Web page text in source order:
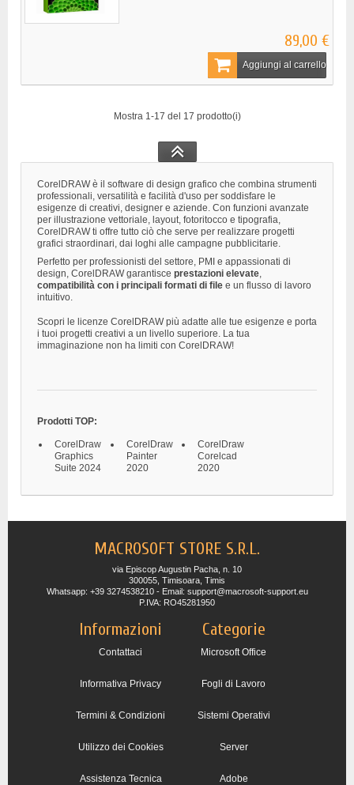
89,00 €
Aggiungi al carrello
Mostra 1-17 del 17 prodotto(i)
CorelDRAW è il software di design grafico che combina strumenti
professionali, versatilità e facilità d'uso per soddisfare le
esigenze di creativi, designer e aziende. Con funzioni avanzate
per illustrazione vettoriale, layout, fotoritocco e tipografia,
CorelDRAW ti offre tutto ciò che serve per realizzare progetti
grafici straordinari, dai loghi alle campagne pubblicitarie.
Perfetto per professionisti del settore, PMI e appassionati di
design, CorelDRAW garantisce prestazioni elevate
compatibilità con i principali formati di file e un flusso di lavoro
intuitivo.
Scopri le licenze CorelDRAW più adatte alle tue esigenze e porta
i tuoi progetti creativi a un livello superiore. La tua
immaginazione non ha limiti con CorelDRAW!
Prodotti TOP:
CorelDraw
Graphics
Suite 2024
CorelDraw
Painter
2020
CorelDraw
Corelcad
2020
MACROSOFT STORE S.R.L.
via Episcop Augustin Pacha, n. 10
300055, Timisoara, Timis
Whatsapp: +39 3274538210 - Email: support@macrosoft-support.eu
P.IVA: RO45281950
Informazioni
Contattaci
Informativa Privacy
Termini & Condizioni
Utilizzo dei Cookies
Assistenza Tecnica
Categorie
Microsoft Office
Fogli di Lavoro
Sistemi Operativi
Server
Adobe